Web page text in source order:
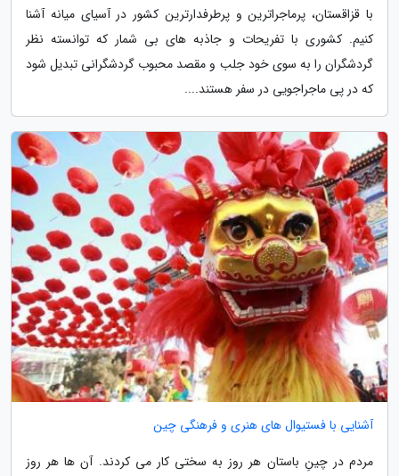
با قزاقستان، پرماجراترین و پرطرفدارترین کشور در آسیای میانه آشنا
کنیم. کشوری با تفریحات و جاذبه های بی شمار که توانسته نظر
گردشگران را به سوی خود جلب و مقصد محبوب گردشگرانی تبدیل شود
که در پی ماجراجویی در سفر هستند....
آشنایی با فستیوال های هنری و فرهنگی چین
مردم در چینِ باستان هر روز به سختی کار می کردند. آن ها هر روز